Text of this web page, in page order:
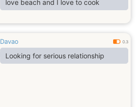
love beach and I love to cook
Davao 0.3
Looking for serious relationship